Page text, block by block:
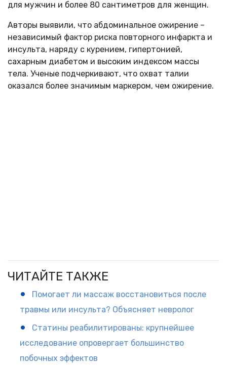
для мужчин и более 80 сантиметров для женщин.
Авторы выявили, что абдоминальное ожирение –
независимый фактор риска повторного инфаркта и
инсульта, наряду с курением, гипертонией,
сахарным диабетом и высоким индексом массы
тела. Ученые подчеркивают, что охват талии
оказался более значимым маркером, чем ожирение.
ЧИТАЙТЕ ТАКЖЕ
Помогает ли массаж восстановиться после
травмы или инсульта? Объясняет невролог
Статины реабилитированы: крупнейшее
исследование опровергает большинство
побочных эффектов